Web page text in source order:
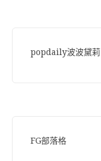
popdaily波波黛莉
FG部落格